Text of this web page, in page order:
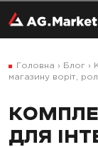
Головна › Блог ›
магазину воріт,
ДЛЯ